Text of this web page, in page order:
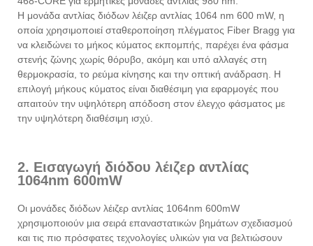
Η μονάδα αντλίας διόδων λέιζερ αντλίας 1064 nm 600 mW, η
οποία χρησιμοποιεί σταθεροποίηση πλέγματος Fiber Bragg για
να κλειδώνει το μήκος κύματος εκπομπής, παρέχει ένα φάσμα
στενής ζώνης χωρίς θόρυβο, ακόμη και υπό αλλαγές στη
θερμοκρασία, το ρεύμα κίνησης και την οπτική ανάδραση. Η
επιλογή μήκους κύματος είναι διαθέσιμη για εφαρμογές που
απαιτούν την υψηλότερη απόδοση στον έλεγχο φάσματος με
την υψηλότερη διαθέσιμη ισχύ.
2. Εισαγωγή διόδου λέιζερ αντλίας
1064nm 600mW
Οι μονάδες διόδων λέιζερ αντλίας 1064nm 600mW
χρησιμοποιούν μια σειρά επαναστατικών βημάτων σχεδιασμού
και τις πιο πρόσφατες τεχνολογίες υλικών για να βελτιώσουν